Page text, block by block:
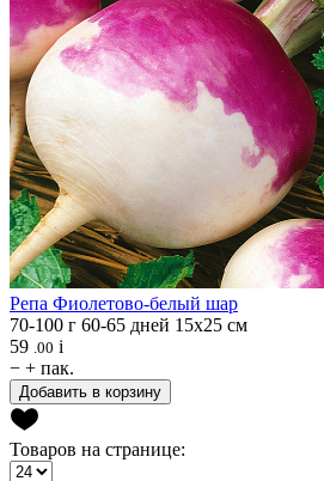
Репа Фиолетово-белый шар
70-100 г 60-65 дней 15х25 см
59 .00 i
− + пак.
Добавить в корзину
Товаров на странице: